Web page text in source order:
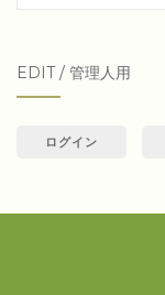
象:
EDIT / 管理人用
ログイン